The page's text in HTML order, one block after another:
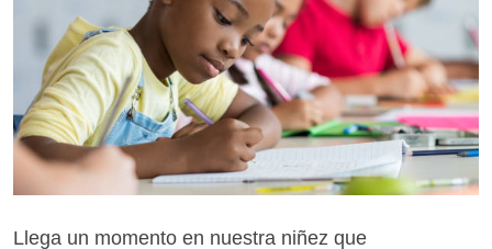
Llega un momento en nuestra niñez que